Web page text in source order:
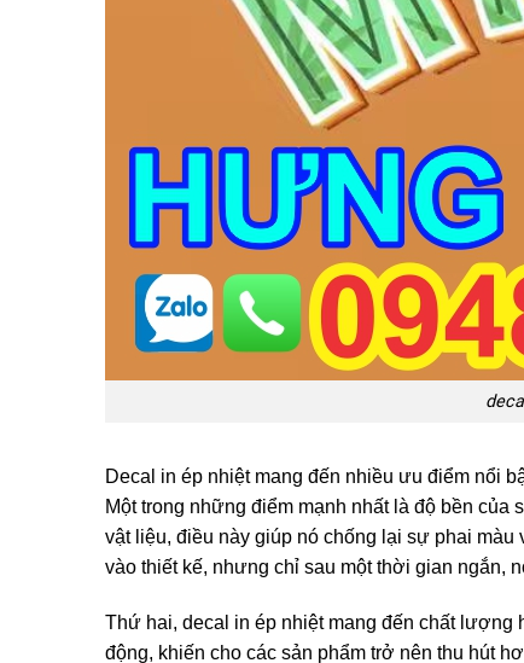
Decal in ép nhiệt mang đến nhiều ưu điểm nổi
Một trong những điểm mạnh nhất là độ bền
vật liệu, điều này giúp nó chống lại sự phai
vào thiết kế, nhưng chỉ sau một thời gian ngắn,
Thứ hai, decal in ép nhiệt mang đến chất lượng
động, khiến cho các sản phẩm trở nên thu hút